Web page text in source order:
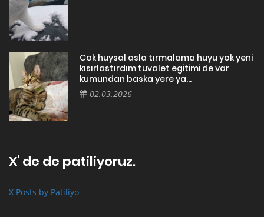
Cok huysal asla tırmalama huyu yok yeni
kısırlastırdım tuvalet egitimi de var
kumundan baska yere ya...
02.03.2026
X' de de patiliyoruz.
X Posts by Patiliyo